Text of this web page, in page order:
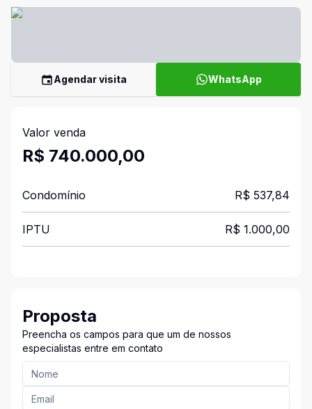
Agendar visita WhatsApp
Valor venda
R$ 740.000,00
Condomínio R$ 537,84
IPTU R$ 1.000,00
Proposta
Preencha os campos para que um de nossos
especialistas entre em contato